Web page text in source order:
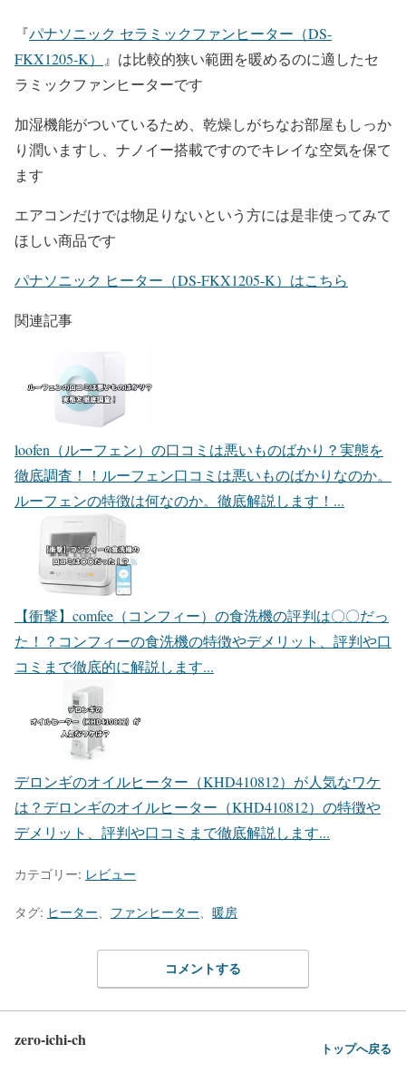
『パナソニック セラミックファンヒーター（DS-
FKX1205-K）
』は比較的狭い範囲を暖めるのに適したセ
ラミックファンヒーターです
加湿機能がついているため、乾燥しがちなお部屋もしっか
り潤いますし、ナノイー搭載ですのでキレイな空気を保て
ます
エアコンだけでは物足りないという方には是非使ってみて
ほしい商品です
パナソニック ヒーター（DS-FKX1205-K）はこちら
関連記事
loofen（ルーフェン）の口コミは悪いものばかり？実態を
徹底調査！！ ルーフェン口コミは悪いものばかりなのか。
ルーフェンの特徴は何なのか。徹底解説します！...
【衝撃】comfee（コンフィー）の食洗機の評判は〇〇だっ
た！？ コンフィーの食洗機の特徴やデメリット、評判や口
コミまで徹底的に解説します...
デロンギのオイルヒーター（KHD410812）が人気なワケ
は？ デロンギのオイルヒーター（KHD410812）の特徴や
デメリット、評判や口コミまで徹底解説します...
カテゴリー: レビュー
タグ: ヒーター ファンヒーター 暖房
コメントする
zero-ichi-ch トップへ戻る